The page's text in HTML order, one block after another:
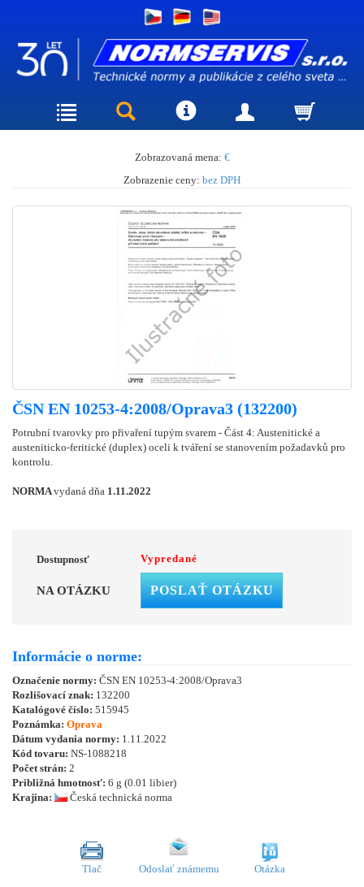
Zobrazovaná mena: €
Zobrazenie ceny: bez DPH
ČSN EN 10253-4:2008/Oprava3 (132200)
Potrubní tvarovky pro přivaření tupým svarem - Část 4: Austenitické a
austeniticko-feritické (duplex) oceli k tváření se stanovením požadavků pro
kontrolu.
NORMAvydaná dňa 1.11.2022
Dostupnosť Vypredané
NA OTÁZKU POSLAŤ OTÁZKU
Informácie o norme:
Označenie normy: ČSN EN 10253-4:2008/Oprava3
Rozlišovací znak: 132200
Katalógové číslo: 515945
Poznámka: Oprava
Dátum vydania normy: 1.11.2022
Kód tovaru: NS-1088218
Počet strán: 2
Približná hmotnosť: 6 g (0.01 libier)
Krajina:
Česká technická norma
Tlač Odoslať známemu Otázka